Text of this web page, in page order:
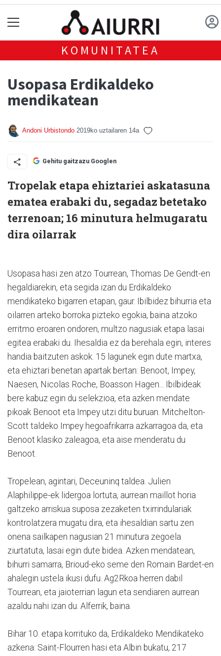
KOMUNITATEA
Usopasa Erdikaldeko
mendikatean
Andoni Urbistondo 2019ko uztailaren 14a
Gehitu gaitzazu Googlen
Tropelak etapa ehiztariei askatasuna
ematea erabaki du, segadaz betetako
terrenoan; 16 minutura helmugaratu
dira oilarrak
Usopasa hasi zen atzo Tourrean, Thomas De Gendt-en
hegaldiarekin, eta segida izan du Erdikaldeko
mendikateko bigarren etapan, gaur. Ibilbidez bihurria eta
oilarren arteko borroka pizteko egokia, baina atzoko
erritmo eroaren ondoren, multzo nagusiak etapa lasai
egitea erabaki du. Ihesaldia ez da berehala egin, interes
handia baitzuten askok. 15 lagunek egin dute martxa,
eta ehiztari benetan apartak bertan: Benoot, Impey,
Naesen, Nicolas Roche, Boasson Hagen... Ibilbideak
bere kabuz egin du selekzioa, eta azken mendate
pikoak Benoot eta Impey utzi ditu buruan. Mitchelton-
Scott taldeko Impey hegoafrikarra azkarragoa da, eta
Benoot klasiko zaleagoa, eta aise menderatu du
Benoot.
Tropelean, agintari, Deceuninq taldea. Julien
Alaphilippe-ek lidergoa lortuta, aurrean maillot horia
galtzeko arriskua suposa zezaketen txirrindulariak
kontrolatzera mugatu dira, eta ihesaldian sartu zen
onena sailkapen nagusian 21 minutura zegoela
ziurtatuta, lasai egin dute bidea. Azken mendatean,
bihurri samarra, Brioud-eko seme den Romain Bardet-en
ahalegin ustela ikusi dufu. Ag2Rkoa herren dabil
Tourrean, eta jaioterrian lagun eta sendiaren aurrean
azaldu nahi izan du. Alferrik, baina.
Bihar 10. etapa korrituko da, Erdikaldeko Mendikateko
azkena: Saint-Flourren hasi eta Albin bukatu, 217